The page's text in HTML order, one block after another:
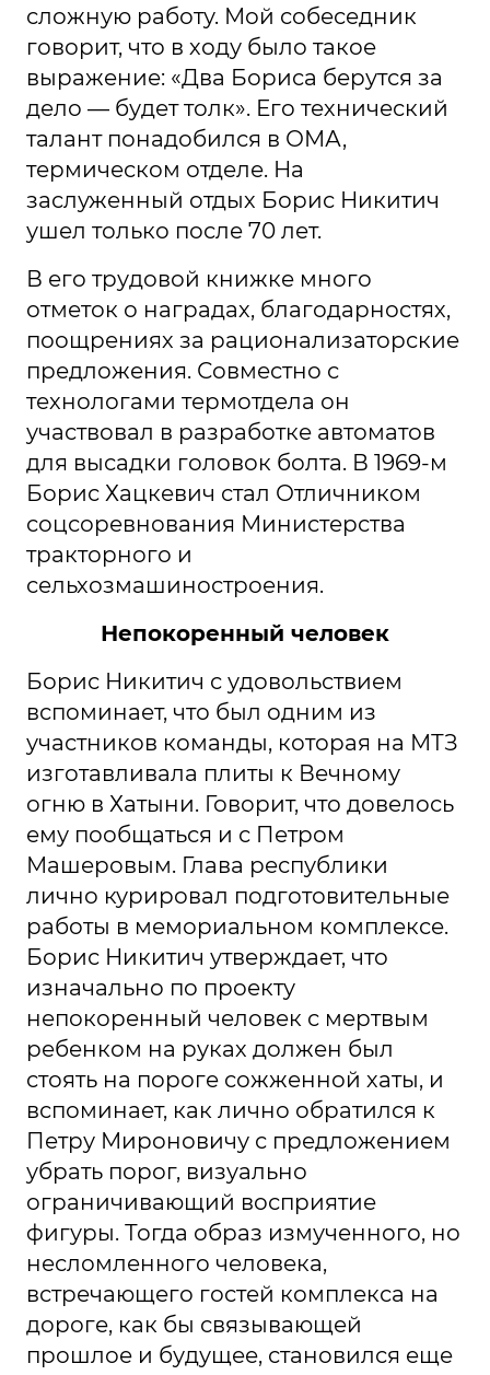
сложную работу. Мой собеседник
говорит, что в ходу было такое
выражение: «Два Бориса берутся за
дело — будет толк». Его технический
талант понадобился в ОМА,
термическом отделе. На
заслуженный отдых Борис Никитич
ушел только после 70 лет.
В его трудовой книжке много
отметок о наградах, благодарностях,
поощрениях за рационализаторские
предложения. Совместно с
технологами термотдела он
участвовал в разработке автоматов
для высадки головок болта. В 1969-м
Борис Хацкевич стал Отличником
соцсоревнования Министерства
тракторного и
сельхозмашиностроения.
Непокоренный человек
Борис Никитич с удовольствием
вспоминает, что был одним из
участников команды, которая на МТЗ
изготавливала плиты к Вечному
огню в Хатыни. Говорит, что довелось
ему пообщаться и с Петром
Машеровым. Глава республики
лично курировал подготовительные
работы в мемориальном комплексе.
Борис Никитич утверждает, что
изначально по проекту
непокоренный человек с мертвым
ребенком на руках должен был
стоять на пороге сожженной хаты, и
вспоминает, как лично обратился к
Петру Мироновичу с предложением
убрать порог, визуально
ограничивающий восприятие
фигуры. Тогда образ измученного, но
несломленного человека,
встречающего гостей комплекса на
дороге, как бы связывающей
прошлое и будущее, становился еще